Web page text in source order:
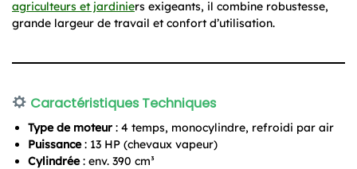
agriculteurs et jardiniers exigeants, il combine robustesse,
grande largeur de travail et confort d’utilisation.
Caractéristiques Techniques
Type de moteur : 4 temps, monocylindre, refroidi par air
Puissance: 13 HP (chevaux vapeur)
Cylindrée: env. 390 cm³